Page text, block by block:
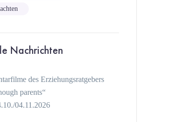
Nachrichten
des Erziehungsratgebers
parents“
04.11.2026